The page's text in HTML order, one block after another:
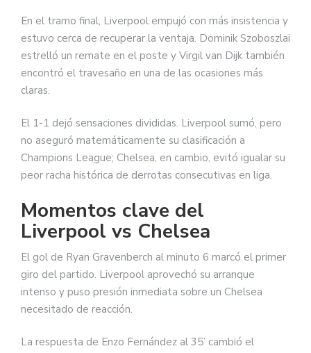
En el tramo final, Liverpool empujó con más insistencia y
estuvo cerca de recuperar la ventaja. Dominik Szoboszlai
estrelló un remate en el poste y Virgil van Dijk también
encontró el travesaño en una de las ocasiones más
claras.
El 1-1 dejó sensaciones divididas. Liverpool sumó, pero
no aseguró matemáticamente su clasificación a
Champions League; Chelsea, en cambio, evitó igualar su
peor racha histórica de derrotas consecutivas en liga.
Momentos clave del
Liverpool vs Chelsea
El gol de Ryan Gravenberch al minuto 6 marcó el primer
giro del partido. Liverpool aprovechó su arranque
intenso y puso presión inmediata sobre un Chelsea
necesitado de reacción.
La respuesta de Enzo Fernández al 35’ cambió el